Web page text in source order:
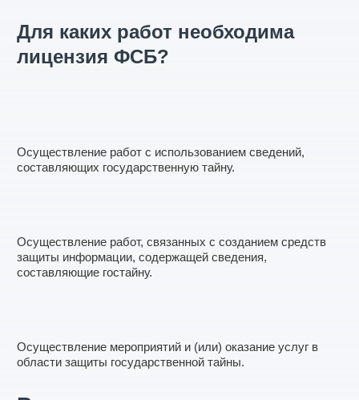
Для каких работ необходима
лицензия ФСБ?
Осуществление работ с использованием сведений,
составляющих государственную тайну.
Осуществление работ, связанных с созданием средств
защиты информации, содержащей сведения,
составляющие гостайну.
Осуществление мероприятий и (или) оказание услуг в
области защиты государственной тайны.